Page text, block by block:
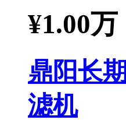
¥1.00万
鼎阳长
滤机